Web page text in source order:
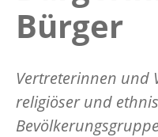
Bürger
Vertreterinnen und
religiöser und